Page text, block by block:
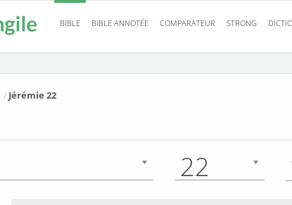
BIBLE BIBLE ANNOTÉE COMPARATEUR STRONG
/ Jérémie 22
22